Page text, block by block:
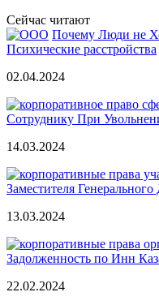
Сейчас читают
Почему Люди не
Психические расстройства
02.04.2024
Сотруднику При
14.03.2024
Заместителя
13.03.2024
Задолженность по Инн
22.02.2024